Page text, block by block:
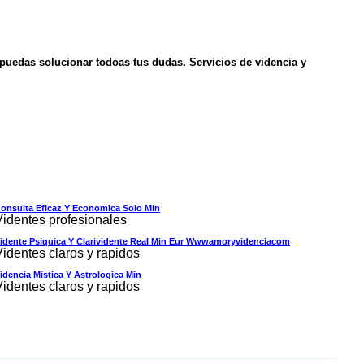
solucionar todoas tus dudas. Servicios de videncia y
Eficaz Y Economica Solo Min
profesionales
Psiquica Y Clarividente Real Min Eur Wwwamoryvidenciacom
claros y rapidos
Mistica Y Astrologica Min
claros y rapidos